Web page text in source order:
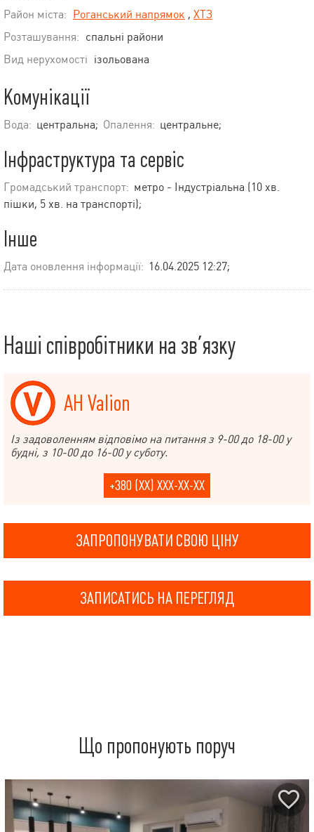
Район міста: Роганський напрямок , ХТЗ
Розташування: спальні райони
Вид нерухомості ізольована
Комунікації
Вода: центральна; Опалення: центральне;
Інфраструктура та сервіс
Громадський транспорт: метро - Індустріальна (10 хв.
пішки, 5 хв. на транспорті);
Інше
Дата оновлення інформації: 16.04.2025 12:27;
Наші співробітники на зв’язку
АН Valion
Із задоволенням відповімо на питання з 9-00 до 18-00 у
будні, з 10-00 до 16-00 у суботу.
+380 (XX) XXX-XX-XX
ЗАПРОПОНУВАТИ СВОЮ ЦІНУ
ЗАПИСАТИСЬ НА ПЕРЕГЛЯД
Що пропонують поруч